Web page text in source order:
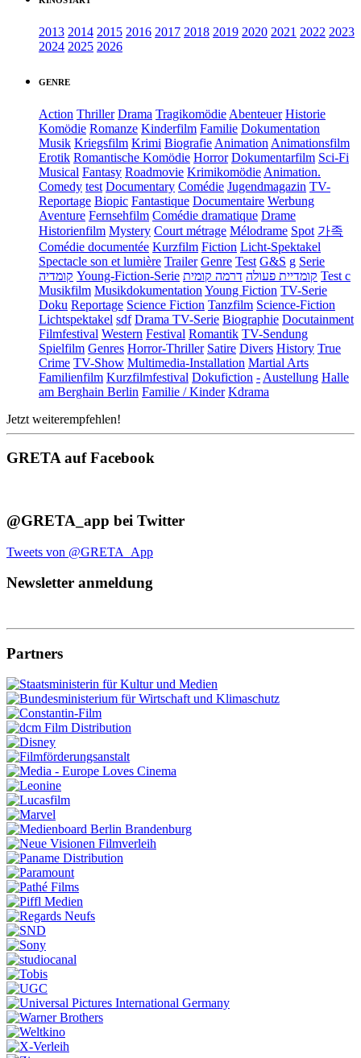
2013 2014 2015 2016 2017 2018 2019 2020 2021 2022 2023
2024 2025 2026
GENRE
Action Thriller Drama Tragikomödie Abenteuer Historie
Komödie Romanze Kinderfilm Familie Dokumentation
Musik Kriegsfilm Krimi Biografie Animation Animationsfilm
Erotik Romantische Komödie Horror Dokumentarfilm Sci-Fi
Musical Fantasy Roadmovie Krimikomödie Animation.
Comedy test Documentary Comédie Jugendmagazin TV-
Reportage Biopic Fantastique Documentaire Werbung
Aventure Fernsehfilm Comédie dramatique Drame
Historienfilm Mystery Court métrage Mélodrame Spot 가족
Comédie documentée Kurzfilm Fiction Licht-Spektakel
Spectacle son et lumière Trailer Genre Test G&S g Serie
קומדיה Young-Fiction-Serie קומדיית פעולה דרמה קומית
Test c
Musikfilm Musikdokumentation Young Fiction TV-Serie
Doku Reportage Science Fiction Tanzfilm Science-Fiction
Lichtspektakel sdf Drama TV-Serie Biographie Docutainment
Filmfestival Western Festival Romantik TV-Sendung
Spielfilm Genres Horror-Thriller Satire Divers History True
Crime TV-Show Multimedia-Installation Martial Arts
Familienfilm Kurzfilmfestival Dokufiction - Austellung Halle
am Berghain Berlin Familie / Kinder Kdrama
Jetzt weiterempfehlen!
GRETA auf Facebook
@GRETA_app bei Twitter
Tweets von @GRETA_App
Newsletter anmeldung
Partners